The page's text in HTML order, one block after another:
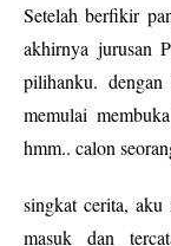
Setelah berfikir
akhirnya jurusan
pilihanku.
memulai
hmm.. calon
singkat cerita, aku
masuk dan